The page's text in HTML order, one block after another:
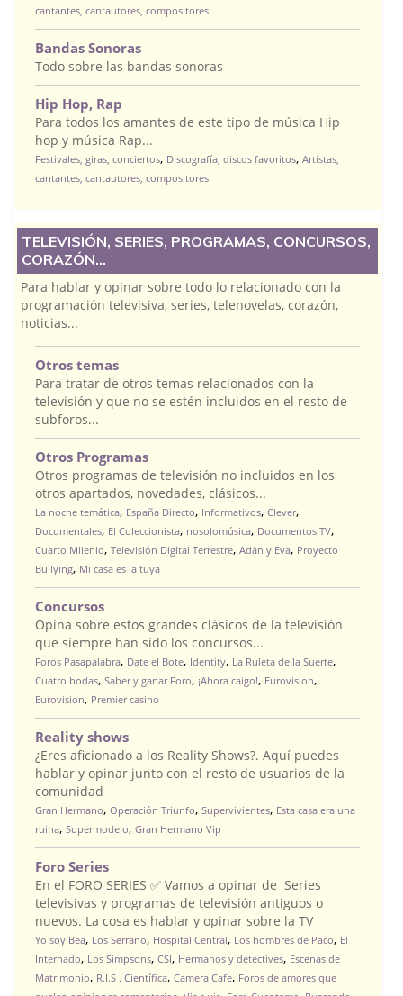
cantantes, cantautores, compositores
Bandas Sonoras
Todo sobre las bandas sonoras
Hip Hop, Rap
Para todos los amantes de este tipo de música Hip
hop y música Rap...
Festivales, giras, conciertos, Discografía, discos favoritos, Artistas,
cantantes, cantautores, compositores
TELEVISIÓN, SERIES, PROGRAMAS, CONCURSOS,
CORAZÓN...
Para hablar y opinar sobre todo lo relacionado con la
programación televisiva, series, telenovelas, corazón,
noticias...
Otros temas
Para tratar de otros temas relacionados con la
televisión y que no se estén incluidos en el resto de
subforos...
Otros Programas
Otros programas de televisión no incluidos en los
otros apartados, novedades, clásicos...
La noche temática, España Directo, Informativos, Clever,
Documentales, El Coleccionista, nosolomúsica, Documentos TV,
Cuarto Milenio, Televisión Digital Terrestre, Adán y Eva, Proyecto
Bullying, Mi casa es la tuya
Concursos
Opina sobre estos grandes clásicos de la televisión
que siempre han sido los concursos...
Foros Pasapalabra, Date el Bote, Identity, La Ruleta de la Suerte,
Cuatro bodas, Saber y ganar Foro, ¡Ahora caigo!, Eurovision,
Eurovision, Premier casino
Reality shows
¿Eres aficionado a los Reality Shows?. Aquí puedes
hablar y opinar junto con el resto de usuarios de la
comunidad
Gran Hermano, Operación Triunfo, Supervivientes, Esta casa era una
ruina, Supermodelo, Gran Hermano Vip
Foro Series
En el FORO SERIES ✅ Vamos a opinar de Series
televisivas y programas de televisión antiguos o
nuevos. La cosa es hablar y opinar sobre la TV
Yo soy Bea, Los Serrano, Hospital Central, Los hombres de Paco, El
Internado, Los Simpsons, CSI, Hermanos y detectives, Escenas de
Matrimonio, R.I.S . Científica, Camera Cafe, Foros de amores que